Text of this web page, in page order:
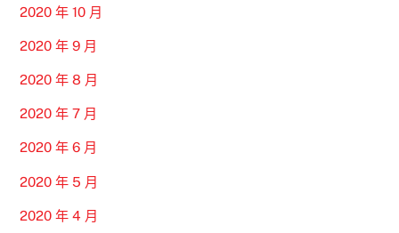
2020 年 10 月
2020 年 9 月
2020 年 8 月
2020 年 7 月
2020 年 6 月
2020 年 5 月
2020 年 4 月